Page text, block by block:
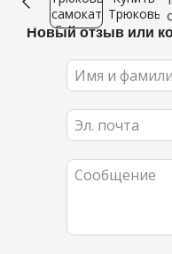
Новый отзыв или